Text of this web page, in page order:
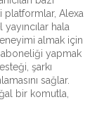
platformlar, Alexa
hala
almak için
yapmak
şarkı
sağlar.
bir komutla,